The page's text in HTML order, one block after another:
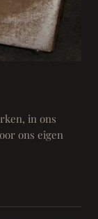
in ons
ons eigen